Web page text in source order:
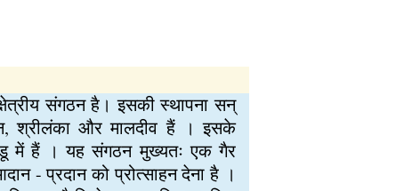
संगठन है। इसकी स्थापना सन्
श्रीलंका और मालदीव हैं । इसके
में हैं । यह संगठन मुख्यतः एक गैर
- प्रदान को प्रोत्साहन देना है ।